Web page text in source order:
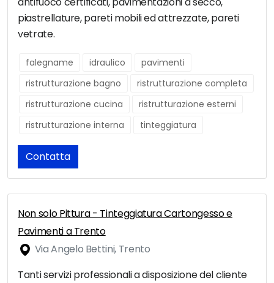
piastrellature, pareti mobili ed attrezzate, pareti
vetrate.
falegname idraulico
pavimenti
ristrutturazione bagno
ristrutturazione completa
ristrutturazione cucina
ristrutturazione esterni
ristrutturazione interna
tinteggiatura
Contatta
Non solo Pittura - Tinteggiatura Cartongesso e
Pavimenti a Trento
Via Angelo Bettini, Trento
Tanti servizi professionali a disposizione del cliente